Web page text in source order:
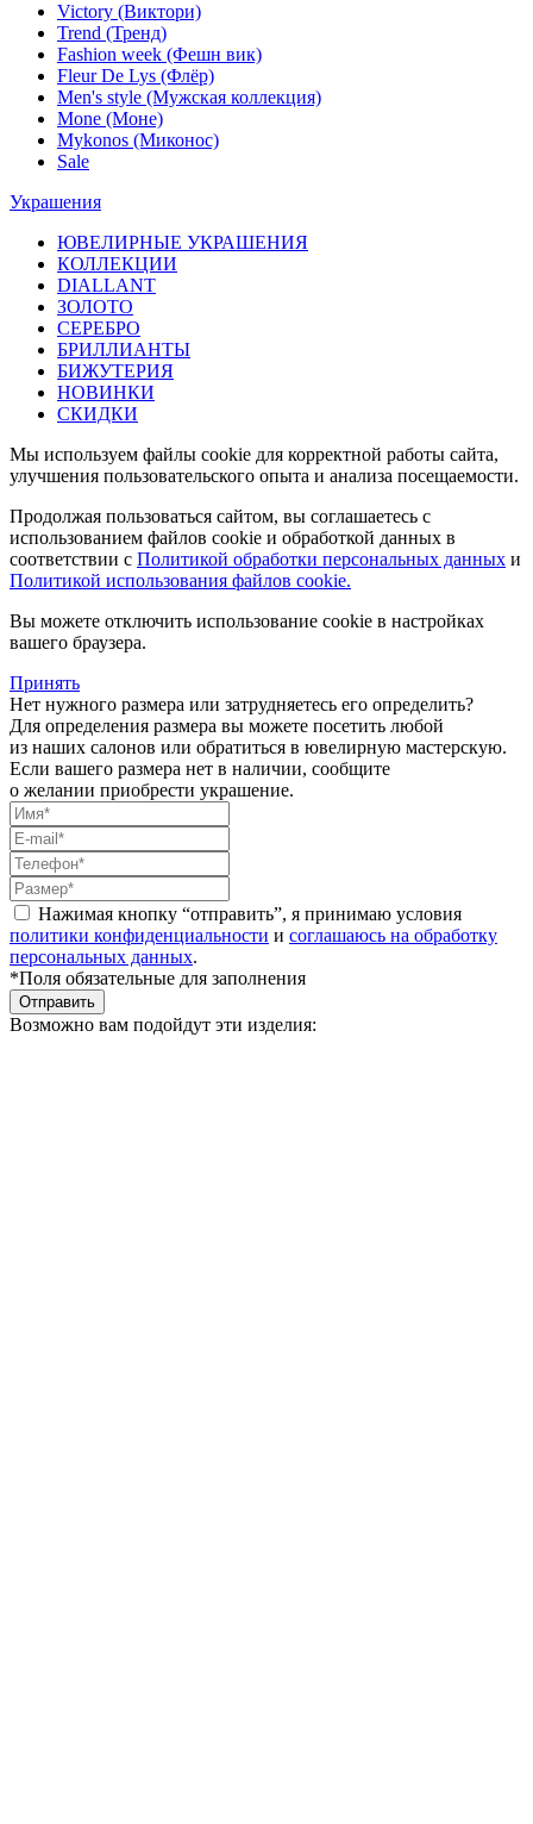
Victory (Виктори)
Trend (Тренд)
Fashion week (Фешн вик)
Fleur De Lys (Флёр)
Men's style (Мужская коллекция)
Mone (Моне)
Mykonos (Миконос)
Sale
Украшения
ЮВЕЛИРНЫЕ УКРАШЕНИЯ
КОЛЛЕКЦИИ
DIALLANT
ЗОЛОТО
СЕРЕБРО
БРИЛЛИАНТЫ
БИЖУТЕРИЯ
НОВИНКИ
СКИДКИ
Мы используем файлы cookie для корректной работы сайта,
улучшения пользовательского опыта и анализа посещаемости.
Продолжая пользоваться сайтом, вы соглашаетесь с
использованием файлов cookie и обработкой данных в
соответствии с Политикой обработки персональных данных и
Политикой использования файлов cookie.
Вы можете отключить использование cookie в настройках
вашего браузера.
Принять
Нет нужного размера или затрудняетесь его определить?
Для определения размера вы можете посетить любой
из наших салонов или обратиться в ювелирную мастерскую.
Если вашего размера нет в наличии, сообщите
о желании приобрести украшение.
Нажимая кнопку “отправить”, я принимаю условия
политики конфиденциальности и соглашаюсь на обработку
персональных данных.
*Поля обязательные для заполнения
Отправить
Возможно вам подойдут эти изделия: